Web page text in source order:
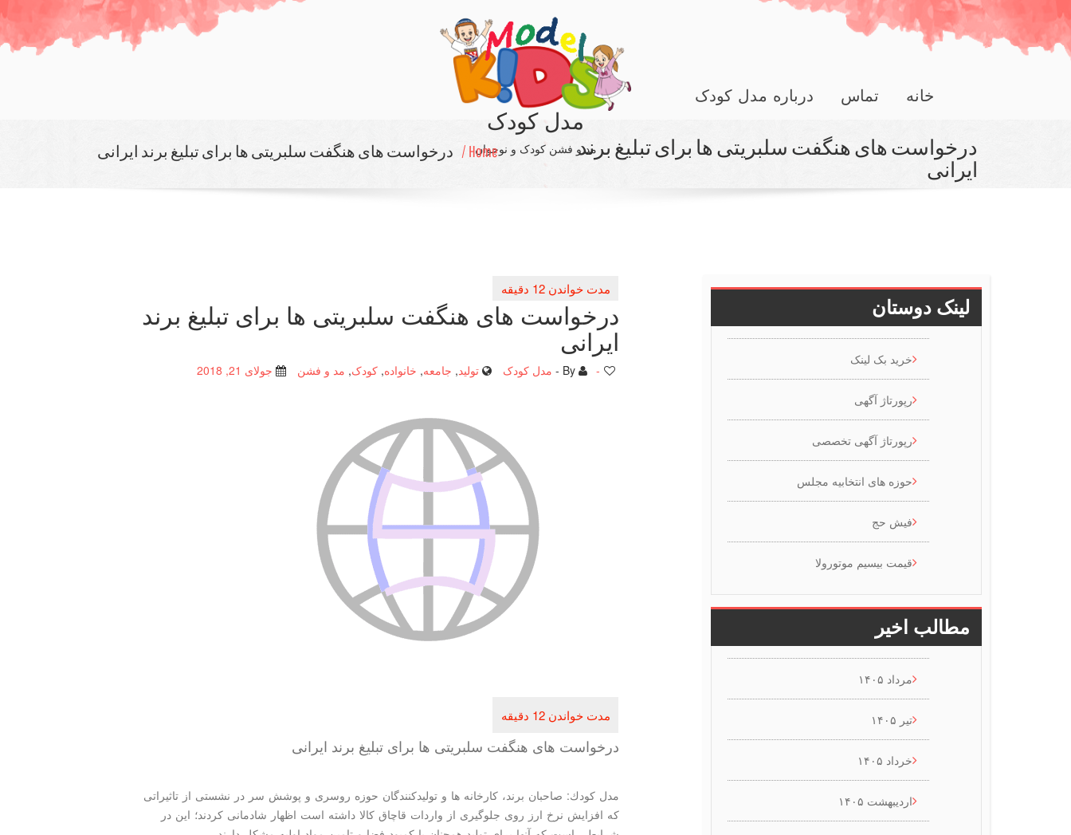
مدل کودک
مد و فشن کودک و نوجوان
خانه تماس درباره مدل کودک
Home / درخواست های هنگفت سلبریتی ها برای تبلیغ برند ایرانی
درخواست های هنگفت سلبریتی ها برای تبلیغ برند
ایرانی
درخواست های هنگفت سلبریتی ها برای تبلیغ برند
ایرانی
مدل کودک تولید, جامعه, خانواده, کودک, مد و فشن جولای 21, 2018 -
درخواست های هنگفت سلبریتی ها برای تبلیغ برند ایرانی
مدل كودك: صاحبان برند، كارخانه ها و تولیدكنندگان حوزه روسری و پوشش سر در نشستی از تاثیراتی
كه افزایش نرخ ارز روی جلوگیری از واردات قاچاق كالا داشته است اظهار شادمانی كردند؛ این در
لینک دوستان
خرید بک لینک
رپورتاژ آگهی
رپورتاژ آگهی تخصصی
حوزه های انتخابیه مجلس
فیش حج
قیمت بیسیم موتورولا
مطالب اخیر
مرداد ۱۴۰۵
تیر ۱۴۰۵
خرداد ۱۴۰۵
اردیبهشت ۱۴۰۵